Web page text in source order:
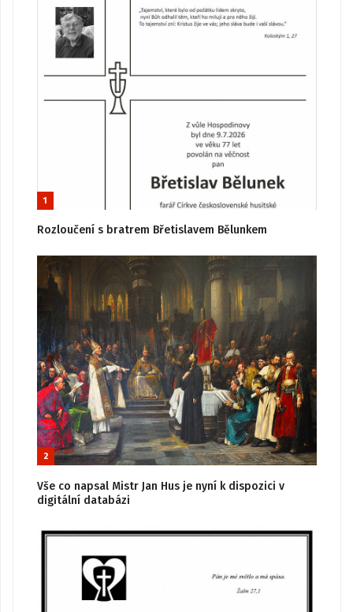
1
Rozloučení s bratrem Břetislavem Bělunkem
2
Vše co napsal Mistr Jan Hus je nyní k dispozici v
digitální databázi